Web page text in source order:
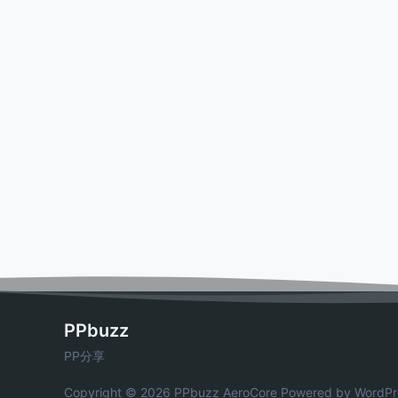
PPbuzz
PP分享
Copyright © 2026 PPbuzz AeroCore Powered by